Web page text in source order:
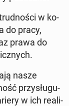
w ko­
do pracy,
prawa do
nasze
przy­słu­gu­
w ich re­ali­